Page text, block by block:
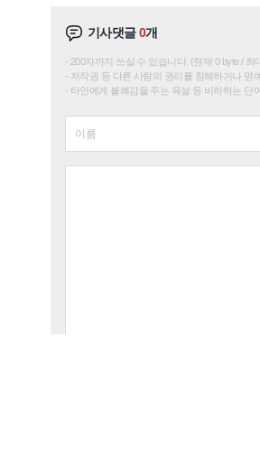
기사댓글0개
200자까지 쓰실 수 있습니다. (현재 0 byte / 최
저작권 등 다른 사람의 권리를 침해하거나 명
타인에게 불쾌감을 주는 욕설 등 비하하는 단